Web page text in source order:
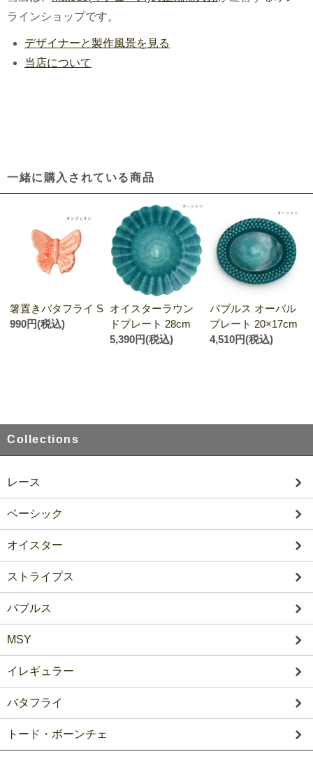
ラインショップです。
デザイナーと製作風景を見る
当店について
一緒に購入されている商品
箸置きバタフライ S
990円(税込)
オイスターラウン
ドプレート 28cm
5,390円(税込)
バブルス オーバル
プレート 20×17cm
4,510円(税込)
Collections
レース
ベーシック
オイスター
ストライプス
バブルス
MSY
イレギュラー
バタフライ
トード・ボーンチェ